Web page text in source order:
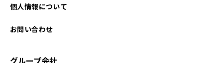
2024年10月
個人情報について
お問い合わせ
グループ会社